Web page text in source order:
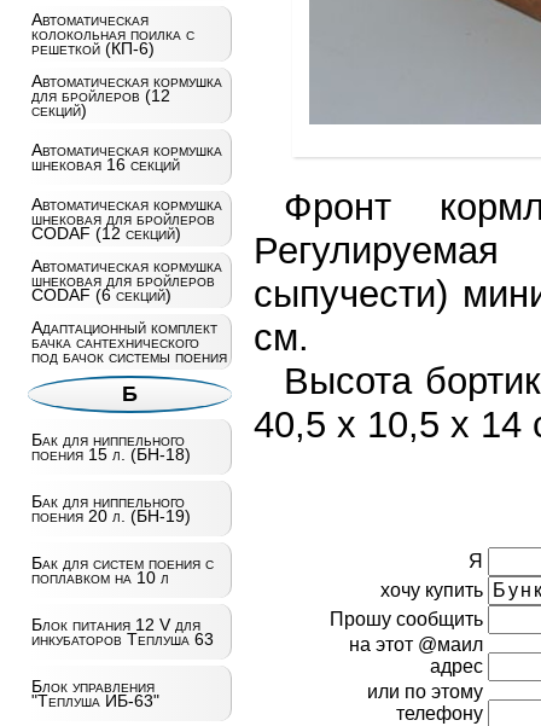
Автоматическая
колокольная поилка с
решеткой (КП-6)
Автоматическая кормушка
для бройлеров (12
секций)
Автоматическая кормушка
шнековая 16 секций
Автоматическая кормушка
шнековая для бройлеров
CODAF (12 секций)
Автоматическая кормушка
шнековая для бройлеров
CODAF (6 секций)
Адаптационный комплект
бачка сантехнического
под бачок системы поения
Б
Бак для ниппельного
поения 15 л. (БН-18)
Бак для ниппельного
поения 20 л. (БН-19)
Бак для систем поения с
поплавком на 10 л
Блок питания 12 V для
инкубаторов Теплуша 63
Блок управления
"Теплуша ИБ-63"
Фронт
сыпучести)
см.
Высота
40,5 х 10,5 х 14
Я
хочу купить
Прошу сообщить
на этот @маил
адрес
или по этому
телефону